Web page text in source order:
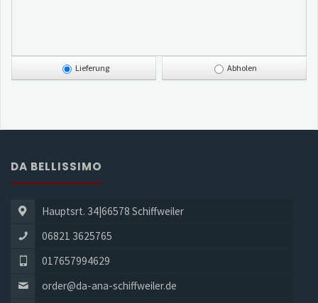
Lieferung Abholen
DA BELLISSIMO
Hauptsrt. 34|66578 Schiffweiler
06821 3625765
017657994629
order@da-ana-schiffweiler.de